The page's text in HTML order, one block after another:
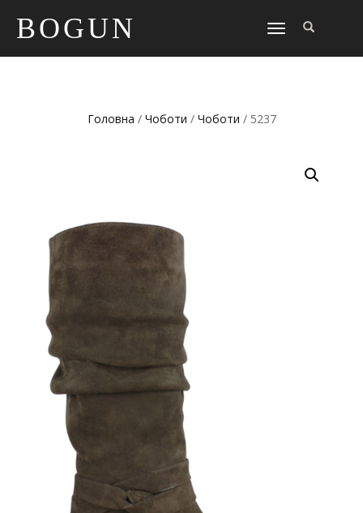
BOGUN
TOGGLE
Головна / Чоботи / Чоботи / 5237